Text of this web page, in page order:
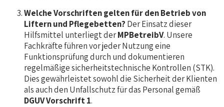
Welche Vorschriften gelten für den Betrieb von
Liftern und Pflegebetten? Der Einsatz dieser
Hilfsmittel unterliegt derMPBetreibV. Unsere
Fachkräfte führen vor jeder Nutzung eine
Funktionsprüfung durch und dokumentieren
regelmäßige sicherheitstechnische Kontrollen (STK).
Dies gewährleistet sowohl die Sicherheit der Klienten
als auch den Unfallschutz für das Personal gemäß
DGUV Vorschrift 1.